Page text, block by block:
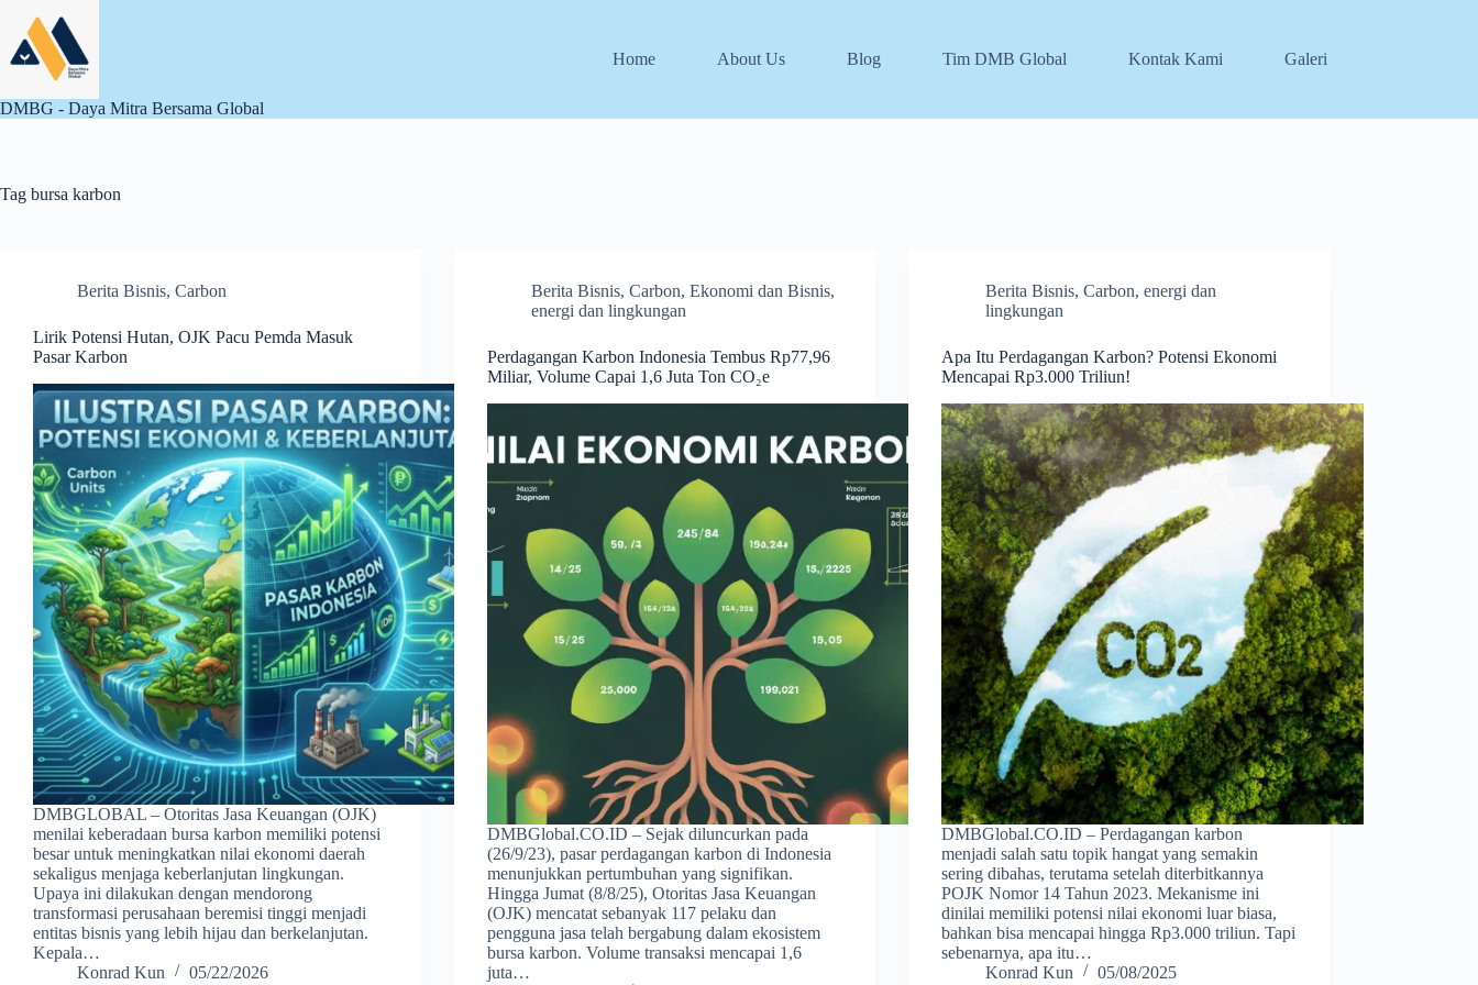
content
DMBG - Daya Mitra Bersama Global
Home About Us Blog Tim DMB Global Kontak Kami Galeri
Tag bursa karbon
Berita Bisnis, Carbon
Lirik Potensi Hutan, OJK Pacu Pemda Masuk
Pasar Karbon
DMBGLOBAL – Otoritas Jasa Keuangan (OJK)
menilai keberadaan bursa karbon memiliki potensi
besar untuk meningkatkan nilai ekonomi daerah
sekaligus menjaga keberlanjutan lingkungan.
Upaya ini dilakukan dengan mendorong
transformasi perusahaan beremisi tinggi menjadi
entitas bisnis yang lebih hijau dan berkelanjutan.
Kepala…
Konrad Kun
05/22/2026
Berita Bisnis,Carbon,Ekonomi dan Bisnis,
energi dan lingkungan
Perdagangan Karbon Indonesia Tembus Rp77,96
Miliar, Volume Capai 1,6 Juta Ton CO₂e
DMBGlobal.CO.ID – Sejak diluncurkan pada
(26/9/23), pasar perdagangan karbon di Indonesia
menunjukkan pertumbuhan yang signifikan.
Hingga Jumat (8/8/25), Otoritas Jasa Keuangan
(OJK) mencatat sebanyak 117 pelaku dan
pengguna jasa telah bergabung dalam ekosistem
bursa karbon. Volume transaksi mencapai 1,6
juta…
Berita Bisnis,Carbon,energi dan
lingkungan
Apa Itu Perdagangan Karbon? Potensi Ekonomi
Mencapai Rp3.000 Triliun!
DMBGlobal.CO.ID – Perdagangan karbon
menjadi salah satu topik hangat yang semakin
sering dibahas, terutama setelah diterbitkannya
POJK Nomor 14 Tahun 2023. Mekanisme ini
dinilai memiliki potensi nilai ekonomi luar biasa,
bahkan bisa mencapai hingga Rp3.000 triliun. Tapi
sebenarnya, apa itu…
Konrad Kun
05/08/2025